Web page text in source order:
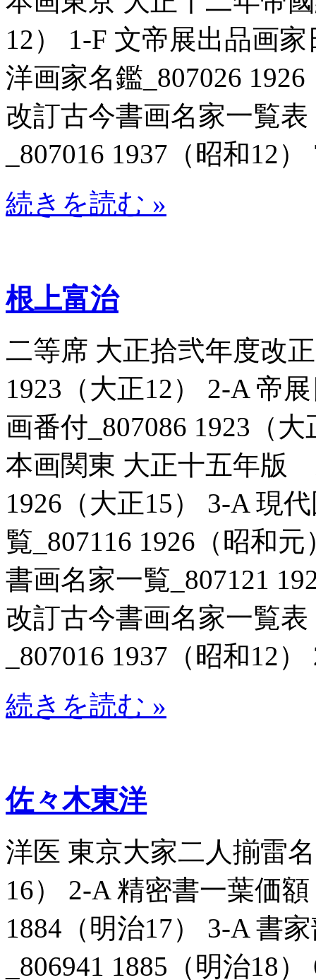
12） 1-F 文帝展出品画
洋画家名鑑_807026
改訂古今書画名家一覧
_807016 1937（昭和12
続きを読む »
根上富治
二等席 大正拾弐年度改
1923（大正12） 2-A 帝
画番付_807086 1923（
本画関東 大正十五年版
1926（大正15） 3-A 現
覧_807116 1926（昭和
書画名家一覧_807121
改訂古今書画名家一覧
_807016 1937（昭和12
続きを読む »
佐々木東洋
洋医 東京大家二人揃雷
16） 2-A 精密書一葉価
1884（明治17） 3-A 書
_806941 1885（明治18